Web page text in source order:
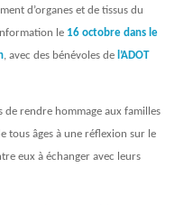
d’organes et de tissus du
le 16 octobre dans le
, avec des bénévoles de l’ADOT
de rendre hommage aux familles
tous âges à une réflexion sur le
eux à échanger avec leurs